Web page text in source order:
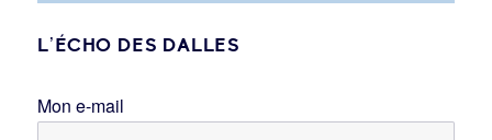
L’ÉCHO DES DALLES
Mon e-mail